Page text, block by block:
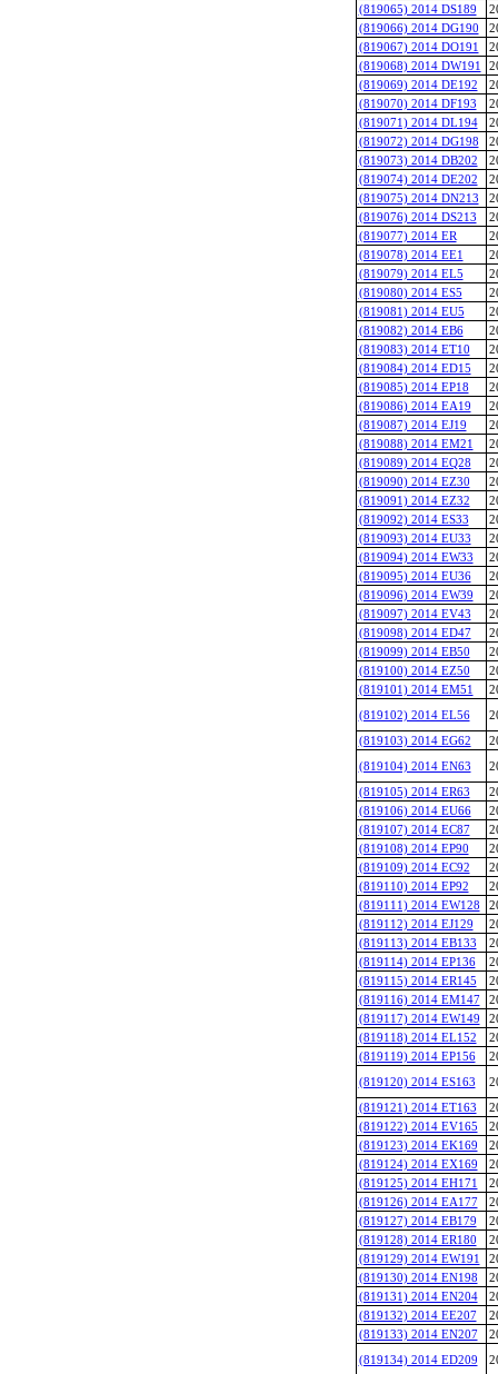
(819065) 2014 DS189
(819066) 2014 DG190
(819067) 2014 DO191
(819068) 2014 DW191
(819069) 2014 DE192
(819070) 2014 DF193
(819071) 2014 DL194
(819072) 2014 DG198
(819073) 2014 DB202
(819074) 2014 DE202
(819075) 2014 DN213
(819076) 2014 DS213
(819077) 2014 ER
(819078) 2014 EE1
(819079) 2014 EL5
(819080) 2014 ES5
(819081) 2014 EU5
(819082) 2014 EB6
(819083) 2014 ET10
(819084) 2014 ED15
(819085) 2014 EP18
(819086) 2014 EA19
(819087) 2014 EJ19
(819088) 2014 EM21
(819089) 2014 EQ28
(819090) 2014 EZ30
(819091) 2014 EZ32
(819092) 2014 ES33
(819093) 2014 EU33
(819094) 2014 EW33
(819095) 2014 EU36
(819096) 2014 EW39
(819097) 2014 EV43
(819098) 2014 ED47
(819099) 2014 EB50
(819100) 2014 EZ50
(819101) 2014 EM51
(819102) 2014 EL56
(819103) 2014 EG62
(819104) 2014 EN63
(819105) 2014 ER63
(819106) 2014 EU66
(819107) 2014 EC87
(819108) 2014 EP90
(819109) 2014 EC92
(819110) 2014 EP92
(819111) 2014 EW128
(819112) 2014 EJ129
(819113) 2014 EB133
(819114) 2014 EP136
(819115) 2014 ER145
(819116) 2014 EM147
(819117) 2014 EW149
(819118) 2014 EL152
(819119) 2014 EP156
(819120) 2014 ES163
(819121) 2014 ET163
(819122) 2014 EV165
(819123) 2014 EK169
(819124) 2014 EX169
(819125) 2014 EH171
(819126) 2014 EA177
(819127) 2014 EB179
(819128) 2014 ER180
(819129) 2014 EW191
(819130) 2014 EN198
(819131) 2014 EN204
(819132) 2014 EE207
(819133) 2014 EN207
(819134) 2014 ED209